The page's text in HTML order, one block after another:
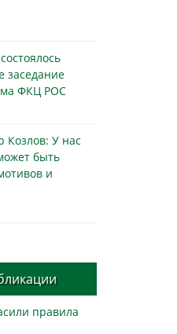
заседание
ФКЦ РОС
Козлов: У нас
быть
и
правила